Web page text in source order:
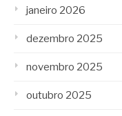
janeiro 2026
dezembro 2025
novembro 2025
outubro 2025